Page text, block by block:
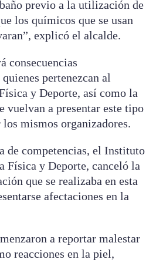
previo a la utilización de
los químicos que se usan
explicó el alcalde.
consecuencias
pertenezcan al
y Deporte, así como la
vuelvan a presentar este tipo
mismos organizadores.
de competencias, el Instituto
Física y Deporte, canceló la
que se realizaba en esta
afectaciones en la
a reportar malestar
reacciones en la piel,